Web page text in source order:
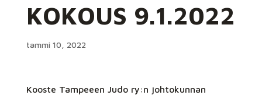
KOKOUS 9.1.2022
tammi 10, 2022
Kooste Tampeeen Judo ry:n johtokunnan